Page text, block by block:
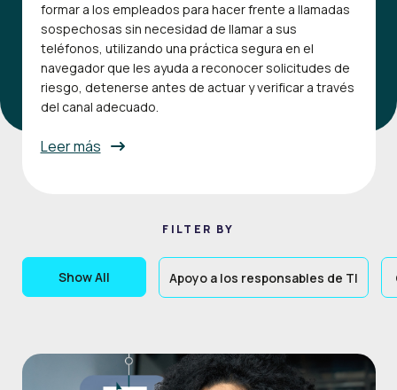
formar a los empleados para hacer frente a llamadas
sospechosas sin necesidad de llamar a sus
teléfonos, utilizando una práctica segura en el
navegador que les ayuda a reconocer solicitudes de
riesgo, detenerse antes de actuar y verificar a través
del canal adecuado.
Leer más
FILTER BY
Show All Apoyo a los responsables de TI